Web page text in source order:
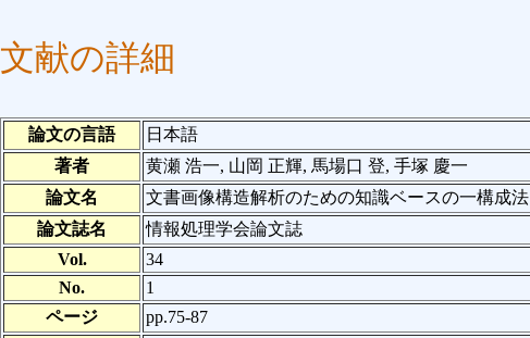
文献の詳細
論文の言語
日本語
著者
黄瀬 浩一, 山岡 正輝, 馬場口 登, 手塚 慶一
論文名
文書画像構造解析のための知識ベースの一構成法
論文誌名
情報処理学会論文誌
Vol.
34
No.
1
ページ
pp.75-87